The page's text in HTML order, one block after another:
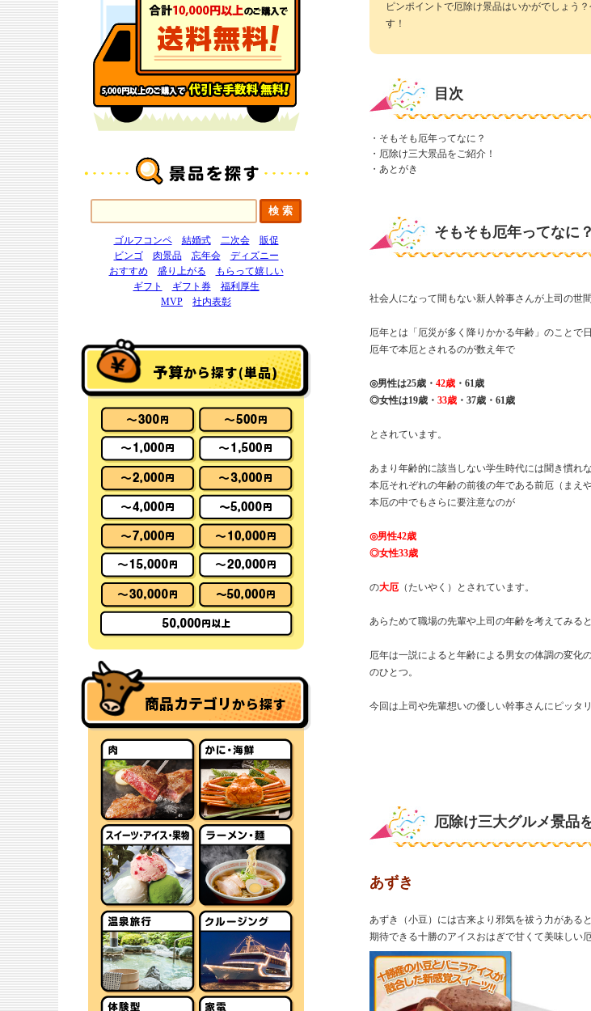
ゴルフコンペ 結婚式 二次会
販促
ビンゴ
肉景品 忘年会
ディズニー
おすすめ
盛り上がる
もらって嬉しい
ギフト
ギフト券
福利厚生
MVP
社内表彰
予算から探す(単品)
商品カテゴリから探す
ピンポイントで厄除け景品はいかがでしょう
す！
目次
・そもそも厄年ってなに？
・厄除け三大景品をご紹介！
・あとがき
そもそも厄年ってなに？
社会人になって間もない新人幹事さんが上司の世
厄年とは「厄災が多く降りかかる年齢」のことで
厄年で本厄とされるのが数え年で
◎男性は25歳・ 42歳・61歳
◎女性は19歳・ 33歳・37歳・61歳
とされています。
あまり年齢的に該当しない学生時代には聞き慣れ
本厄それぞれの年齢の前後の年である前厄（まえ
本厄の中でもさらに要注意なのが
◎男性42歳
◎女性33歳
の大厄（たいやく）とされています。
あらためて職場の先輩や上司の年齢を考えてみる
厄年は一説によると年齢による男女の体調の変化
のひとつ。
今回は上司や先輩想いの優しい幹事さんにピッタ
厄除け三大グルメ景品
あずき
あずき（小豆）には古来より邪気を祓う力がある
期待できる十勝のアイスおはぎで甘くて美味しい